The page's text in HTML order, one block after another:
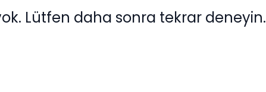
Lütfen daha sonra tekrar deneyin.